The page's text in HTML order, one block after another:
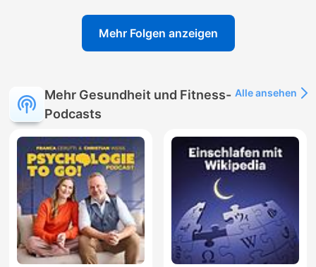
Mehr Folgen anzeigen
Mehr Gesundheit und Fitness-
Podcasts
Alle ansehen